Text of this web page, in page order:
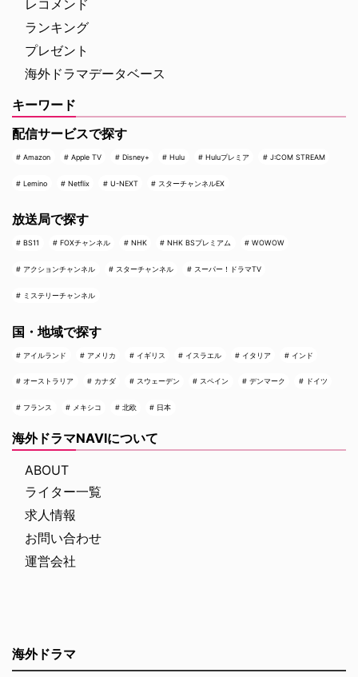
レコメンド
ランキング
プレゼント
海外ドラマデータベース
キーワード
配信サービスで探す
Amazon Apple TV Disney+ Hulu Huluプレミア J:COM STREAM
Lemino Netflix U-NEXT スターチャンネルEX
放送局で探す
BS11 FOXチャンネル NHK NHK BSプレミアム WOWOW
アクションチャンネル スターチャンネル スーパー！ドラマTV
ミステリーチャンネル
国・地域で探す
アイルランド アメリカ イギリス イスラエル イタリア インド
オーストラリア カナダ スウェーデン スペイン デンマーク ドイツ
フランス メキシコ 北欧 日本
海外ドラマNAVIについて
ABOUT
ライター一覧
求人情報
お問い合わせ
運営会社
海外ドラマ